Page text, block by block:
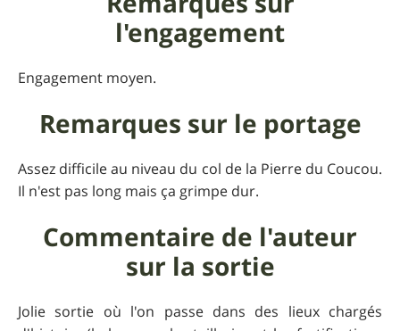
l'engagement
Engagement moyen.
Remarques sur le portage
Assez difficile au niveau du col de la Pierre du Coucou.
Il n'est pas long mais ça grimpe dur.
Commentaire de l'auteur
sur la sortie
Jolie sortie où l'on passe dans des lieux chargés